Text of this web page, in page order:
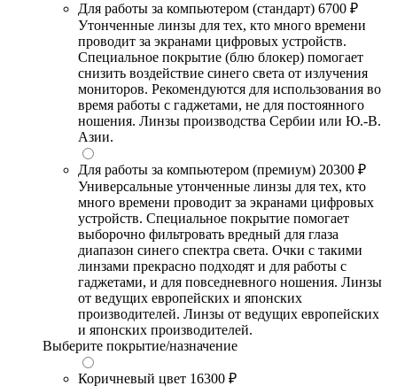
Для работы за компьютером (стандарт) 6700 ₽
Утонченные линзы для тех, кто много времени
проводит за экранами цифровых устройств.
Специальное покрытие (блю блокер) помогает
снизить воздействие синего света от излучения
мониторов. Рекомендуются для использования во
время работы с гаджетами, не для постоянного
ношения. Линзы производства Сербии или Ю.-В.
Азии.
Для работы за компьютером (премиум) 20300 ₽
Универсальные утонченные линзы для тех, кто
много времени проводит за экранами цифровых
устройств. Специальное покрытие помогает
выборочно фильтровать вредный для глаза
диапазон синего спектра света. Очки с такими
линзами прекрасно подходят и для работы с
гаджетами, и для повседневного ношения. Линзы
от ведущих европейских и японских
производителей. Линзы от ведущих европейских
и японских производителей.
Выберите покрытие/назначение
Коричневый цвет 16300 ₽